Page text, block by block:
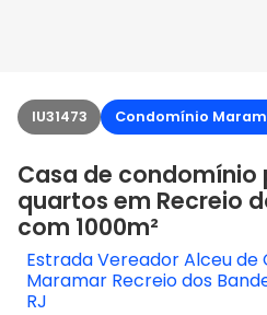
IU31473 Condomínio
Casa de condomínio
quartos em Recreio
com 1000m²
Estrada Vereador Alceu
Maramar Recreio dos
RJ